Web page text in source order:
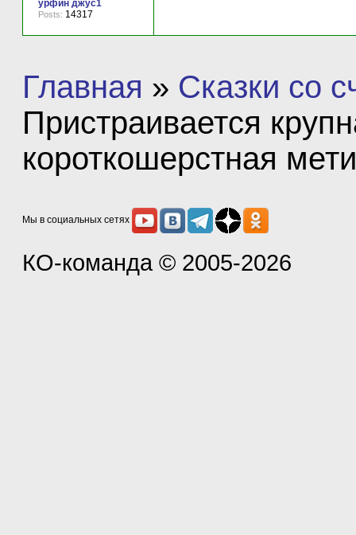
урфин джус1
Posts: 14317
Главная » Сказки со
Пристраивается
короткошерстная
Мы в социальных сетях
КО-команда © 2005-2026